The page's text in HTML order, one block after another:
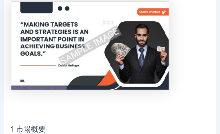
1 市場概要